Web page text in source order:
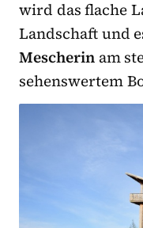
wird das flache
Landschaft und
Mescherin am
sehenswertem